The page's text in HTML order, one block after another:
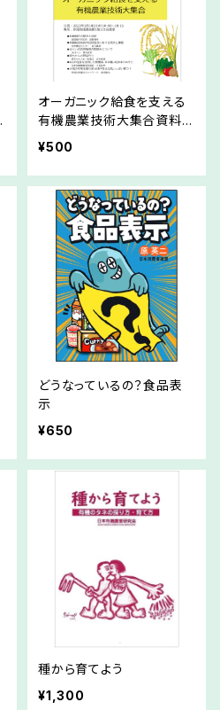
オーガニック給食を支える
有機農業技術大集合資料
集・アーカイブ動画(4冊以
¥500
どうなっているの？食品表
示
¥650
種から育てよう
¥1,300